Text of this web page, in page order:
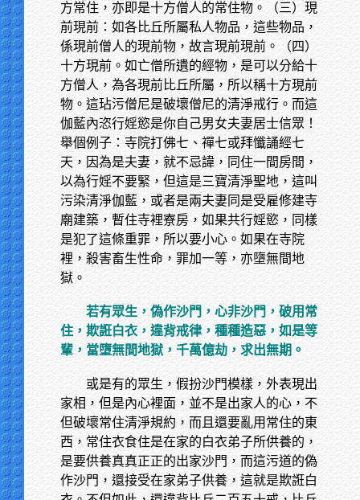
方常住，亦即是十方僧人的常住物。（三）現
前現前：如各比丘所屬私人物品，這些物品，
係現前僧人的現前物，故言現前現前。（四）
十方現前。如亡僧所遺的經物，是可以分給十
方僧人，為各現前比丘所屬，所以稱十方現前
物。這玷污僧尼是破壞僧尼的清淨戒行。而這
伽藍內恣行婬慾是你自己男女夫妻居士信眾！
舉個例子：寺院打佛七、禪七或拜懺誦經七
天，因為是夫妻，就不忌諱，同住一間房間，
以為行婬不要緊，但這是三寶清淨聖地，這叫
污染清淨伽藍，或者是兩夫妻同是受雇修建寺
廟建築，暫住寺裡寮房，如果共行婬慾，同樣
是犯了這條重罪，所以要小心。如果在寺院
裡，殺害畜生性命，罪加一等，亦墮無間地
獄。
若有眾生，偽作沙門，心非沙門，破用常
住，欺誑白衣，違背戒律，種種造惡，如是等
輩，當墮無間地獄，千萬億劫，求出無期。
或是有的眾生，假扮沙門模樣，外表現出
家相，但是內心裡面，並不是出家人的心，不
但破壞常住清淨規約，而且還要亂用常住的東
西，常住衣食住是在家的白衣弟子所供養的，
是要供養真真正正的出家沙門，而這污道的偽
作沙門，還接受在家弟子供養，這就是欺誑白